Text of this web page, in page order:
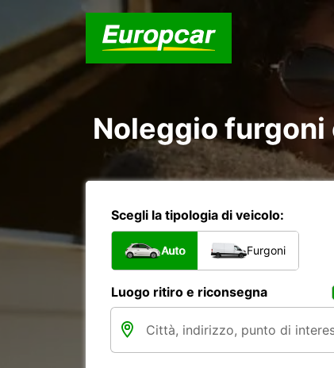
Noleggio furgoni
Scegli la tipologia di veicolo:
Auto Furgoni
Luogo ritiro e riconsegna